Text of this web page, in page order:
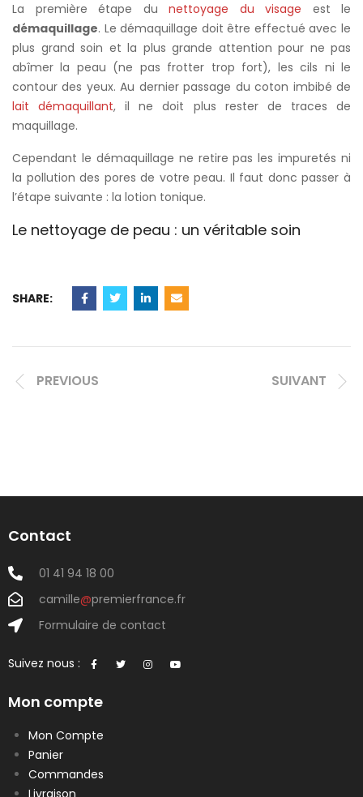
La première étape du nettoyage du visage est le
démaquillage. Le démaquillage doit être effectué avec le
plus grand soin et la plus grande attention pour ne pas
abîmer la peau (ne pas frotter trop fort), les cils ni le
contour des yeux. Au dernier passage du coton imbibé de
lait démaquillant, il ne doit plus rester de traces de
maquillage.
Cependant le démaquillage ne retire pas les impuretés ni
la pollution des pores de votre peau. Il faut donc passer à
l’étape suivante : la lotion tonique.
Le nettoyage de peau : un véritable soin
SHARE:
PREVIOUS SUIVANT
Contact
01 41 94 18 00
camille@premierfrance.fr
Formulaire de contact
Suivez nous :
Mon compte
Mon Compte
Panier
Commandes
Livraison